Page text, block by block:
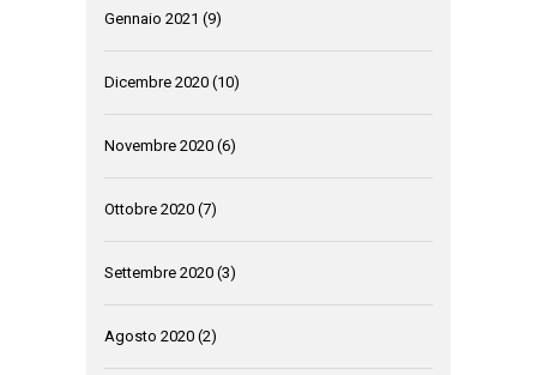
Gennaio 2021 (9)
Dicembre 2020 (10)
Novembre 2020 (6)
Ottobre 2020 (7)
Settembre 2020 (3)
Agosto 2020 (2)